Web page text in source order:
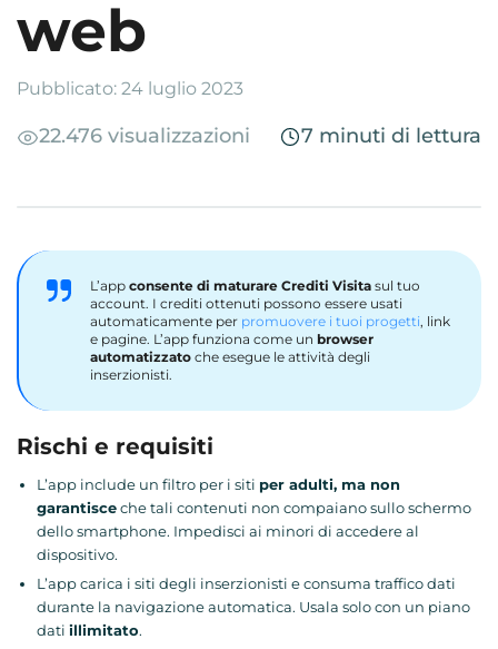
web
Pubblicato: 24 luglio 2023
22.476 visualizzazioni 7 minuti di lettura
L’app consente di maturare Crediti Visita sul tuo
account. I crediti ottenuti possono essere usati
automaticamente per promuovere i tuoi progetti, link
e pagine. L’app funziona come un browser
automatizzato che esegue le attività degli
inserzionisti.
Rischi e requisiti
L’app include un filtro per i siti per adulti, ma non
garantisceche tali contenuti non compaiano sullo schermo
dello smartphone. Impedisci ai minori di accedere al
dispositivo.
L’app carica i siti degli inserzionisti e consuma traffico dati
durante la navigazione automatica. Usala solo con un piano
dati illimitato.